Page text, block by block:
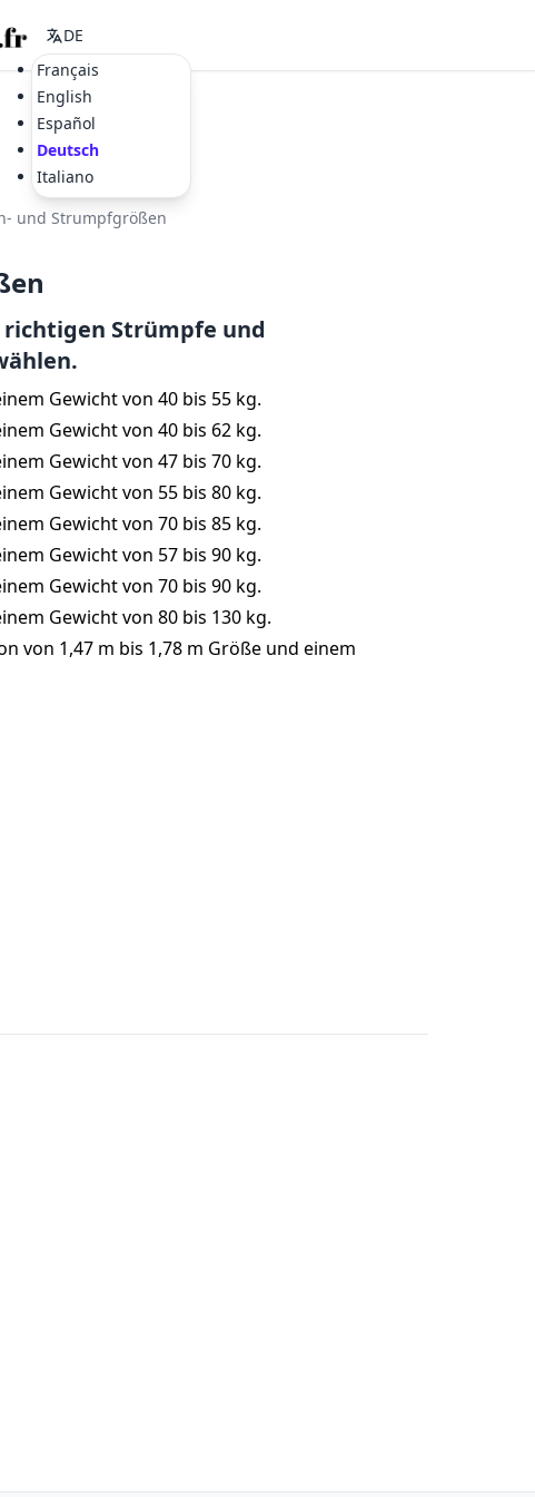
DE
Français
English
Español
Deutsch
Italiano
und Strumpfgrößen
Strümpfe und
Gewicht von 40 bis 55 kg.
Gewicht von 40 bis 62 kg.
Gewicht von 47 bis 70 kg.
Gewicht von 55 bis 80 kg.
Gewicht von 70 bis 85 kg.
Gewicht von 57 bis 90 kg.
Gewicht von 70 bis 90 kg.
Gewicht von 80 bis 130 kg.
von 1,47 m bis 1,78 m Größe und einem